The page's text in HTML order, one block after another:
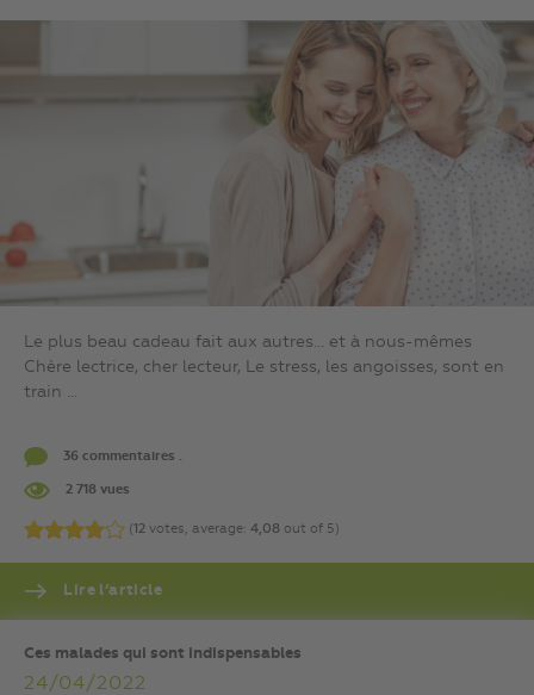
Le plus beau cadeau fait aux autres… et à nous-mêmes
Chère lectrice, cher lecteur, Le stress, les angoisses, sont en
train ...
36 commentaires .
2 718 vues
(12 votes, average: 4,08 out of 5)
Lire l’article
Ces malades qui sont indispensables
24/04/2022